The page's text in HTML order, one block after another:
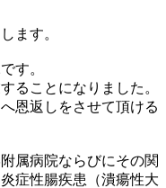
ます。
す。
ることになりました。
恩返しをさせて頂ける
属病院ならびにその関
症性腸疾患（潰瘍性大